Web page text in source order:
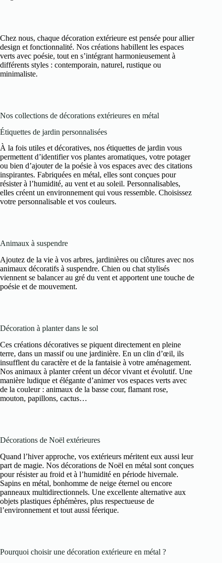
Chez nous, chaque décoration extérieure est pensée pour allier
design et fonctionnalité. Nos créations habillent les espaces
verts avec poésie, tout en s’intégrant harmonieusement à
différents styles : contemporain, naturel, rustique ou
minimaliste.
Nos collections de décorations extérieures en métal
Étiquettes de jardin personnalisées
À la fois utiles et décoratives, nos étiquettes de jardin vous
permettent d’identifier vos plantes aromatiques, votre potager
ou bien d’ajouter de la poésie à vos espaces avec des citations
inspirantes. Fabriquées en métal, elles sont conçues pour
résister à l’humidité, au vent et au soleil. Personnalisables,
elles créent un environnement qui vous ressemble. Choisissez
votre personnalisable et vos couleurs.
Animaux à suspendre
Ajoutez de la vie à vos arbres, jardinières ou clôtures avec nos
animaux décoratifs à suspendre. Chien ou chat stylisés
viennent se balancer au gré du vent et apportent une touche de
poésie et de mouvement.
Décoration à planter dans le sol
Ces créations décoratives se piquent directement en pleine
terre, dans un massif ou une jardinière. En un clin d’œil, ils
insufflent du caractère et de la fantaisie à votre aménagement.
Nos animaux à planter créent un décor vivant et évolutif. Une
manière ludique et élégante d’animer vos espaces verts avec
de la couleur : animaux de la basse cour, flamant rose,
mouton, papillons, cactus…
Décorations de Noël extérieures
Quand l’hiver approche, vos extérieurs méritent eux aussi leur
part de magie. Nos décorations de Noël en métal sont conçues
pour résister au froid et à l’humidité en période hivernale.
Sapins en métal, bonhomme de neige éternel ou encore
panneaux multidirectionnels. Une excellente alternative aux
objets plastiques éphémères, plus respectueuse de
l’environnement et tout aussi féerique.
Pourquoi choisir une décoration extérieure en métal ?